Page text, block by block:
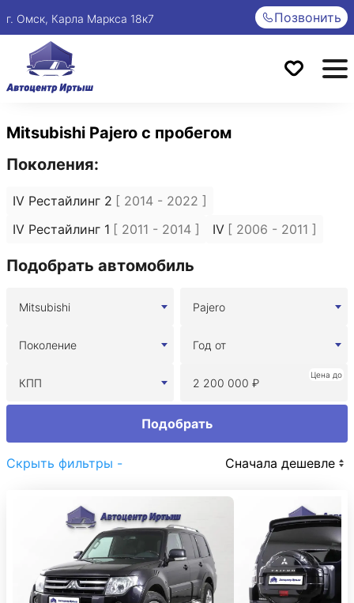
г. Омск, Карла Маркса 18к7 Позвонить
Mitsubishi Pajero с пробегом
Поколения:
IV Рестайлинг 2 [ 2014 - 2022 ]
IV Рестайлинг 1 [ 2011 - 2014 ] IV [ 2006 - 2011 ]
Подобрать автомобиль
Mitsubishi Pajero
Поколение Год от
КПП
Цена до
Подобрать
Скрыть фильтры - Сначала дешевле